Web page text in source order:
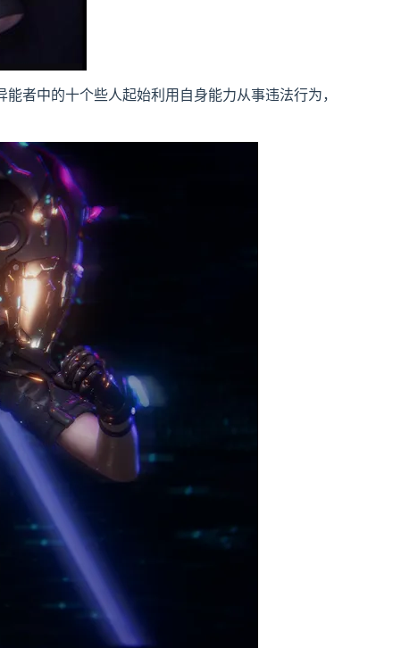
者中的十个些人起始利用自身能力从事违法行为，